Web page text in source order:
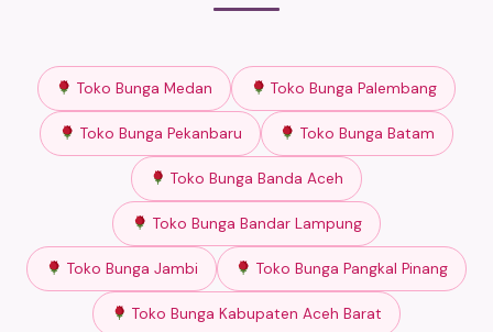
Toko Bunga Medan Toko Bunga Palembang
Toko Bunga Pekanbaru Toko Bunga Batam
Toko Bunga Banda Aceh
Toko Bunga Bandar Lampung
Toko Bunga Jambi Toko Bunga Pangkal Pinang
Toko Bunga Kabupaten Aceh Barat